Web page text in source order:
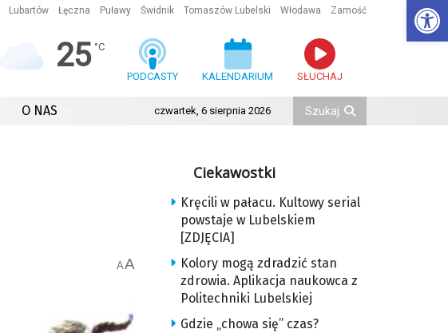
Lubartów Łęczna Puławy Świdnik Tomaszów Lubelski Włodawa Zamość
25 °C
PODCASTY KALENDARIUM SŁUCHAJ
O NAS czwartek, 6 sierpnia 2026
AA
Ciekawostki
Kręcili w pałacu. Kultowy serial
powstaje w Lubelskiem
[ZDJĘCIA]
Kolory mogą zdradzić stan
zdrowia. Aplikacja naukowca z
Politechniki Lubelskiej
Gdzie „chowa się” czas?